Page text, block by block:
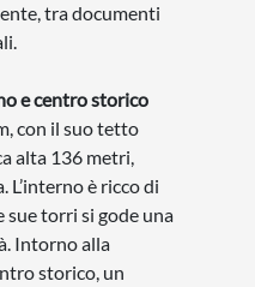
tra documenti
e centro storico
con il suo tetto
alta 136 metri,
è ricco di
sue torri si gode una
Intorno alla
storico, un